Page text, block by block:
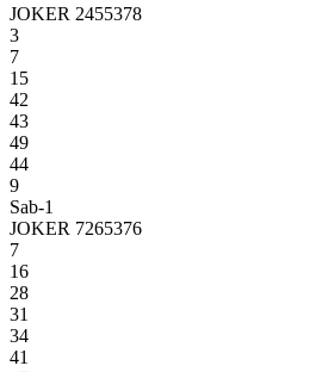
JOKER 2455378
3
7
15
42
43
49
44
9
Sab-1
JOKER 7265376
7
16
28
31
34
41